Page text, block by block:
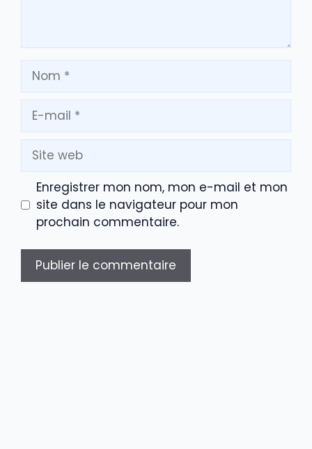
Nom
mail
Site
web
Enregistrer mon nom, mon e-mail et mon
site dans le navigateur pour mon
prochain commentaire.